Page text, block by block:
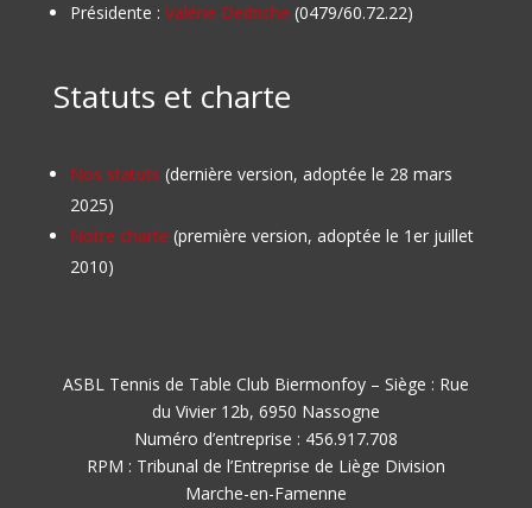
Présidente : Valérie Dedriche (0479/60.72.22)
Statuts et charte
Nos statuts (dernière version, adoptée le 28 mars
2025)
Notre charte (première version, adoptée le 1er juillet
2010)
ASBL Tennis de Table Club Biermonfoy – Siège : Rue
du Vivier 12b, 6950 Nassogne
Numéro d’entreprise : 456.917.708
RPM : Tribunal de l’Entreprise de Liège Division
Marche-en-Famenne